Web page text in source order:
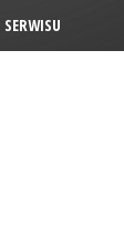
SERWISU